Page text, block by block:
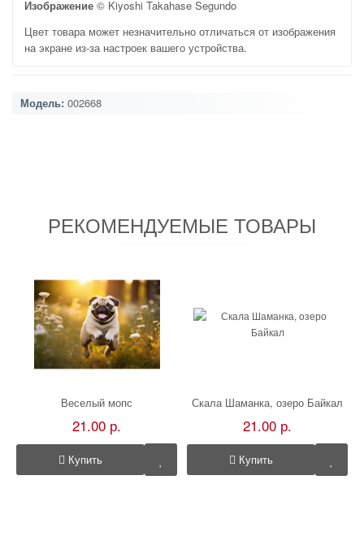
Изображение © Kiyoshi Takahase Segundo
Цвет товара может незначительно отличаться от изображения
на экране из-за настроек вашего устройства.
Модель: 002668
РЕКОМЕНДУЕМЫЕ ТОВАРЫ
Веселый мопс
21.00 р.
Купить
Скала Шаманка, озеро Байкал
21.00 р.
Купить